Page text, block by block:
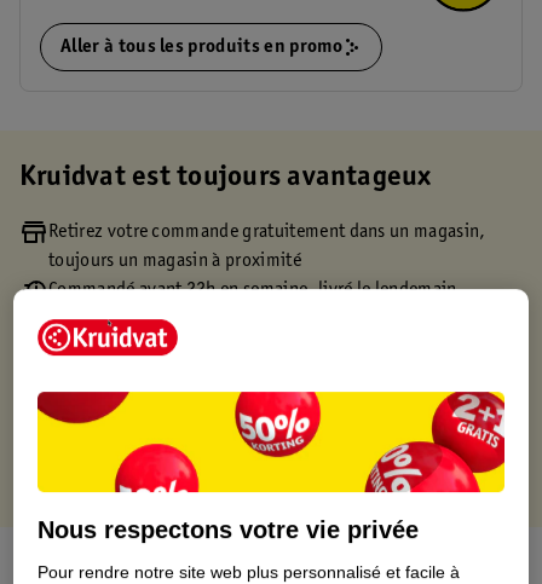
Aller à tous les produits en promo
Kruidvat est toujours avantageux
Retirez votre commande gratuitement dans un magasin,
toujours un magasin à proximité
Commandé avant 22h en semaine, livré le lendemain
Livraison à domicile gratuite à partir de 50 euros ou
livraison gratuite sur divers produits promotionnels
Points gratuits avec ta carte Kruidvat
À propos de ce produit
Nous respectons votre vie privée
Pour rendre notre site web plus personnalisé et facile à